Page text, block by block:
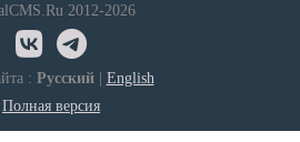
2012-2026
: Русский| English
Полная версия